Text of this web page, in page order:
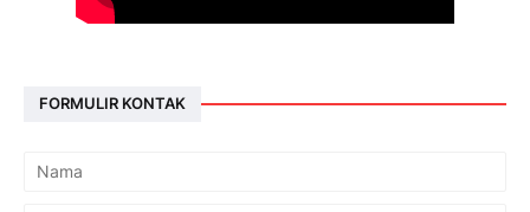
FORMULIR KONTAK